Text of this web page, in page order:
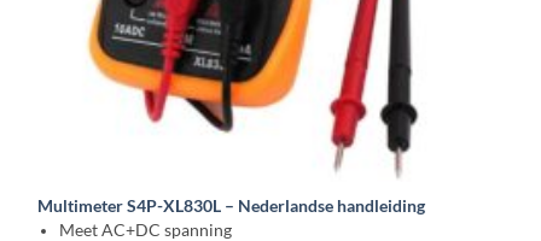
Multimeter S4P-XL830L – Nederlandse handleiding
Meet AC+DC spanning